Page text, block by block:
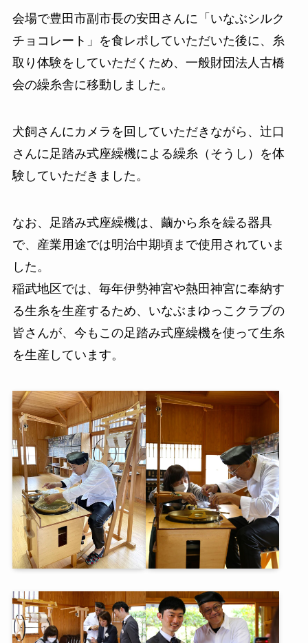
会場で豊田市副市長の安田さんに「いなぶシルク
チョコレート」を食レポしていただいた後に、糸
取り体験をしていただくため、一般財団法人古橋
会の繰糸舎に移動しました。
犬飼さんにカメラを回していただきながら、辻口
さんに足踏み式座繰機による繰糸（そうし）を体
験していただきました。
なお、足踏み式座繰機は、繭から糸を繰る器具
で、産業用途では明治中期頃まで使用されていま
した。
稲武地区では、毎年伊勢神宮や熱田神宮に奉納す
る生糸を生産するため、いなぶまゆっこクラブの
皆さんが、今もこの足踏み式座繰機を使って生糸
を生産しています。